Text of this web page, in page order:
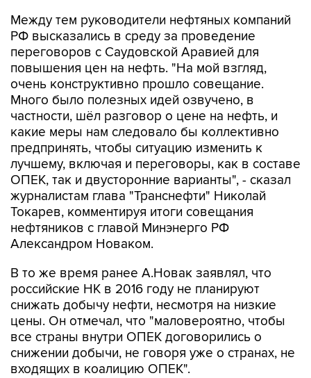
Между тем руководители нефтяных компаний
РФ высказались в среду за проведение
переговоров с Саудовской Аравией для
повышения цен на нефть. "На мой взгляд,
очень конструктивно прошло совещание.
Много было полезных идей озвучено, в
частности, шёл разговор о цене на нефть, и
какие меры нам следовало бы коллективно
предпринять, чтобы ситуацию изменить к
лучшему, включая и переговоры, как в составе
ОПЕК, так и двусторонние варианты", - сказал
журналистам глава "Транснефти" Николай
Токарев, комментируя итоги совещания
нефтяников с главой Минэнерго РФ
Александром Новаком.
В то же время ранее А.Новак заявлял, что
российские НК в 2016 году не планируют
снижать добычу нефти, несмотря на низкие
цены. Он отмечал, что "маловероятно, чтобы
все страны внутри ОПЕК договорились о
снижении добычи, не говоря уже о странах, не
входящих в коалицию ОПЕК".